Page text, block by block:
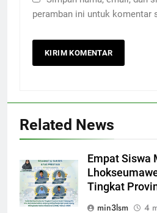
peramban ini untuk komentar
Related News
Empat Siswa
Tingkat
min3lsm
4